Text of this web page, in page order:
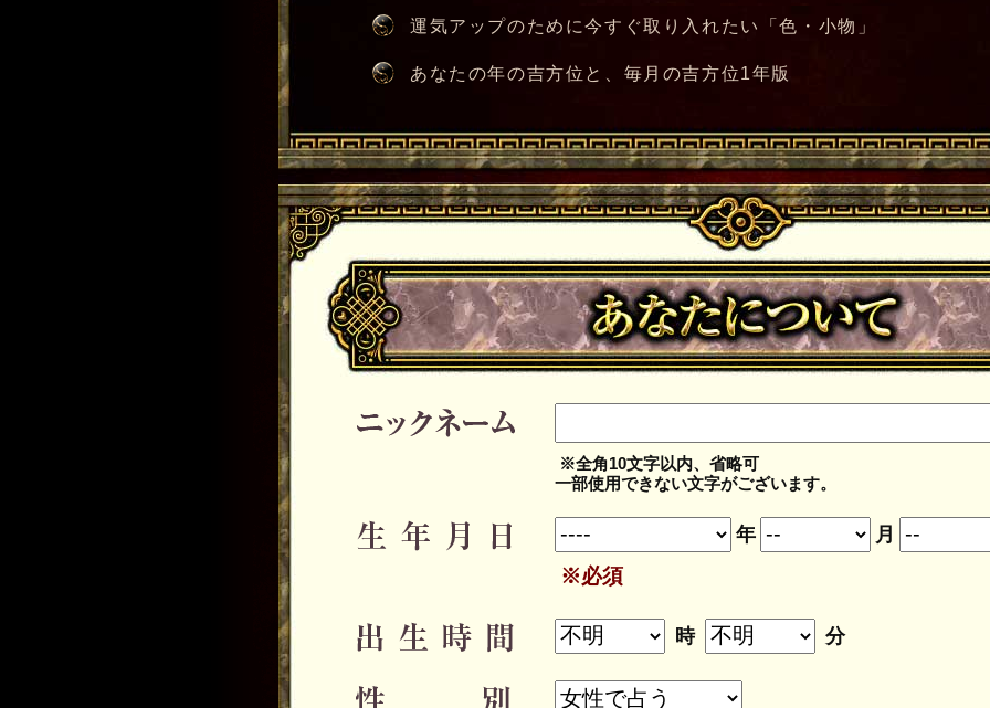
運気アップのために今すぐ取り入れたい「色・小物」
あなたの年の吉方位と、毎月の吉方位1年版
※全角10文字以内、省略可
一部使用できない文字がございます。
年
月
※必須
時 分